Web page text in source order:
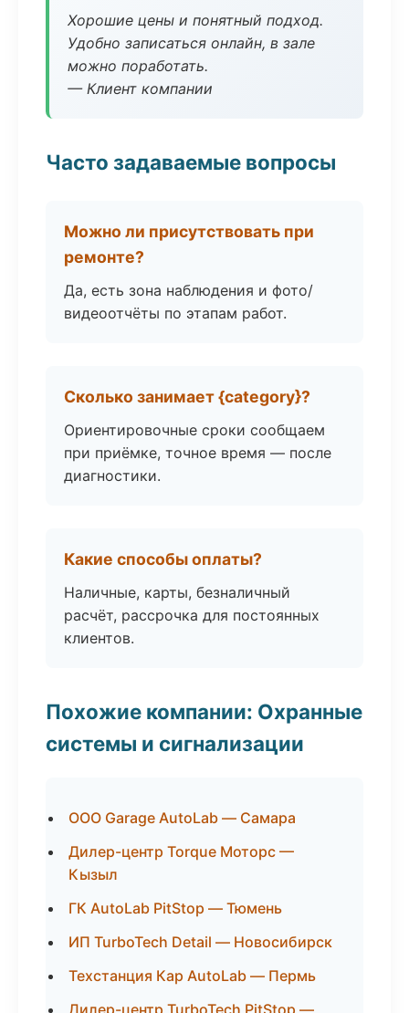
Хорошие цены и понятный подход.
Удобно записаться онлайн, в зале
можно поработать.
— Клиент компании
Часто задаваемые вопросы
Можно ли присутствовать при
ремонте?
Да, есть зона наблюдения и фото/
видеоотчёты по этапам работ.
Сколько занимает {category}?
Ориентировочные сроки сообщаем
при приёмке, точное время — после
диагностики.
Какие способы оплаты?
Наличные, карты, безналичный
расчёт, рассрочка для постоянных
клиентов.
Похожие компании: Охранные
системы и сигнализации
ООО Garage AutoLab — Самара
Дилер-центр Torque Моторс —
Кызыл
ГК AutoLab PitStop — Тюмень
ИП TurboTech Detail — Новосибирск
Техстанция Кар AutoLab — Пермь
Дилер-центр TurboTech PitStop —